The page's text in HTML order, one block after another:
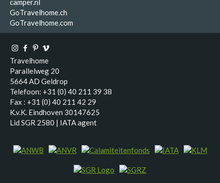
camper.nl
GoTravelhome.ch
GoTravelhome.com
Travelhome
Parallelweg 20
5664 AD Geldrop
Telefoon: +31 (0) 40 211 39 38
Fax : +31 (0) 40 211 42 29
K.v.K. Eindhoven 30147625
Lid SGR 2580 | IATA agent